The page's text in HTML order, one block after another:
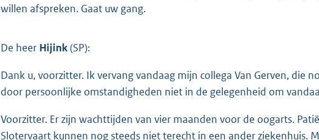
willen afspreken. Gaat uw gang.
De heer Hijink(SP):
Dank u, voorzitter. Ik vervang vandaag mijn collega Van Gerven, die
door persoonlijke omstandigheden niet in de gelegenheid om
Voorzitter. Er zijn wachttijden van vier maanden voor de oogarts.
Slotervaart kunnen nog steeds niet terecht in een ander ziekenhuis.